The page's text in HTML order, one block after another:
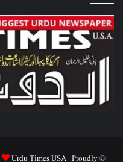
© Copyright 2026, All Rights Reserved |
Urdu Times USA| Proudly